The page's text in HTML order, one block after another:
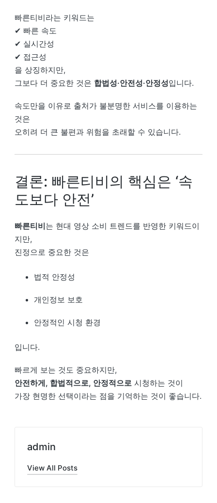
빠른티비라는 키워드는
✔ 빠른 속도
✔ 실시간성
✔ 접근성
을 상징하지만,
그보다 더 중요한 것은 합법성·안전성·안정성입니다.
속도만을 이유로 출처가 불분명한 서비스를 이용하는
것은
오히려 더 큰 불편과 위험을 초래할 수 있습니다.
결론: 빠른티비의 핵심은 ‘속
도보다 안전’
빠른티비는 현대 영상 소비 트렌드를 반영한 키워드이
지만,
진정으로 중요한 것은
법적 안정성
개인정보 보호
안정적인 시청 환경
입니다.
빠르게 보는 것도 중요하지만,
안전하게, 합법적으로, 안정적으로 시청하는 것이
가장 현명한 선택이라는 점을 기억하는 것이 좋습니다.
admin
View All Posts